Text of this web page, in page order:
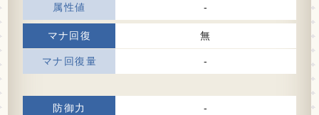
-
無
-
-